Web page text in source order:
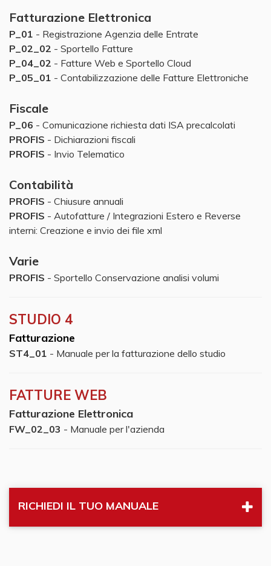
Fatturazione Elettronica
P_01 - Registrazione Agenzia delle Entrate
P_02_02 - Sportello Fatture
P_04_02 - Fatture Web e Sportello Cloud
P_05_01 - Contabilizzazione delle Fatture Elettroniche
Fiscale
P_06 - Comunicazione richiesta dati ISA precalcolati
PROFIS - Dichiarazioni fiscali
PROFIS - Invio Telematico
Contabilità
PROFIS - Chiusure annuali
PROFIS - Autofatture / Integrazioni Estero e Reverse
interni: Creazione e invio dei file xml
Varie
PROFIS - Sportello Conservazione analisi volumi
STUDIO 4
Fatturazione
ST4_01 - Manuale per la fatturazione dello studio
FATTURE WEB​​
Fatturazione Elettronica
FW_02_03 - Manuale per l'azienda
RICHIEDI IL TUO MANUALE